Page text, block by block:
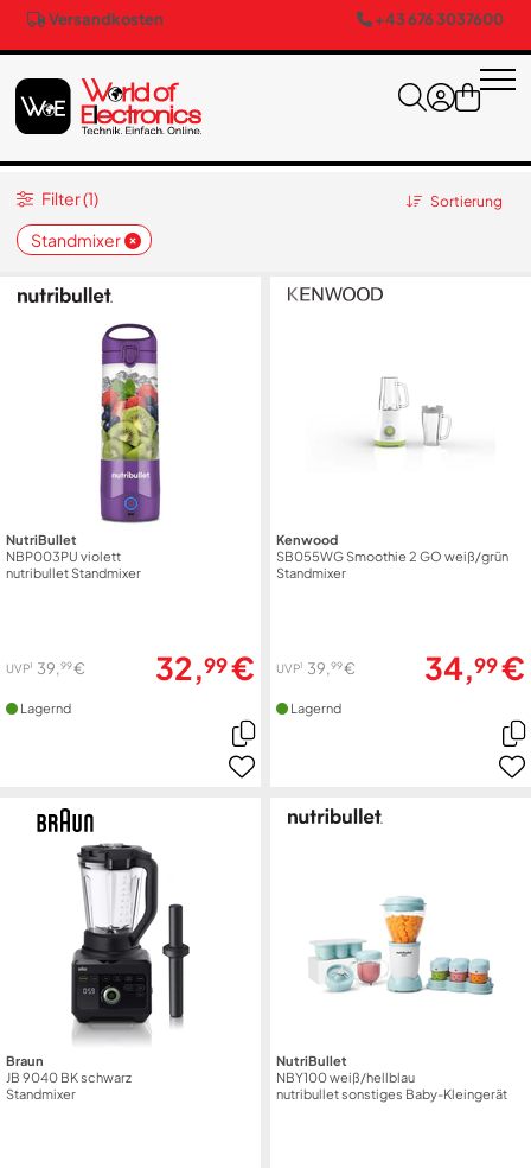
Versandkosten +43 676 3037600
Sortierung
Standmixer
Filter (1)
NutriBullet
NBP003PU violett
nutribullet Standmixer
UVP1 39,99€ 32,99€
Lagernd
Kenwood
SB055WG Smoothie 2 GO weiß/grün
Standmixer
UVP1 39,99€ 34,99€
Lagernd
Braun
JB 9040 BK schwarz
Standmixer
NutriBullet
NBY100 weiß/hellblau
nutribullet sonstiges Baby-Kleingerät